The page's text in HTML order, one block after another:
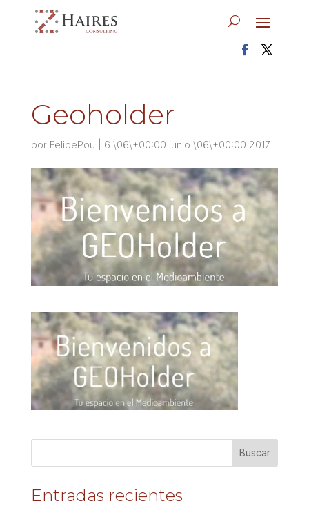
Geoholder
por FelipePou 6 \06\+00:00 junio \06\+00:00 2017
Entradas recientes